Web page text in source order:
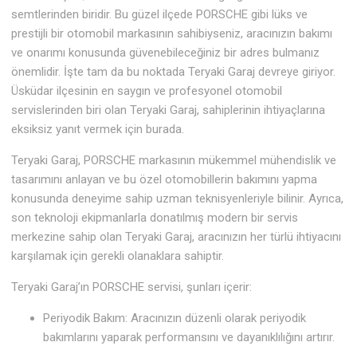
semtlerinden biridir. Bu güzel ilçede PORSCHE gibi lüks ve
prestijli bir otomobil markasının sahibiyseniz, aracınızın bakımı
ve onarımı konusunda güvenebileceğiniz bir adres bulmanız
önemlidir. İşte tam da bu noktada Teryaki Garaj devreye giriyor.
Üsküdar ilçesinin en saygın ve profesyonel otomobil
servislerinden biri olan Teryaki Garaj, sahiplerinin ihtiyaçlarına
eksiksiz yanıt vermek için burada.
Teryaki Garaj, PORSCHE markasının mükemmel mühendislik ve
tasarımını anlayan ve bu özel otomobillerin bakımını yapma
konusunda deneyime sahip uzman teknisyenleriyle bilinir. Ayrıca,
son teknoloji ekipmanlarla donatılmış modern bir servis
merkezine sahip olan Teryaki Garaj, aracınızın her türlü ihtiyacını
karşılamak için gerekli olanaklara sahiptir.
Teryaki Garaj’ın PORSCHE servisi, şunları içerir:
Periyodik Bakım: Aracınızın düzenli olarak periyodik
bakımlarını yaparak performansını ve dayanıklılığını artırır.